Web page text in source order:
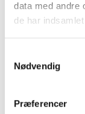
data med andre
de har
Nødvendig
Præferencer